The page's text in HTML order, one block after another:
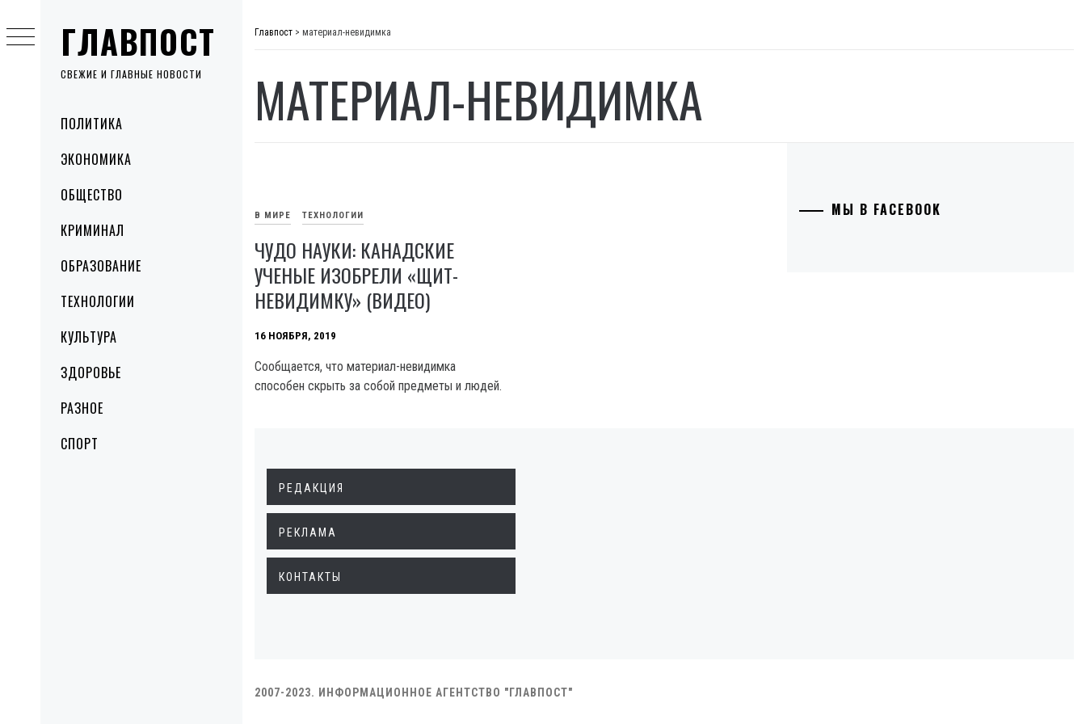
ГЛАВПОСТ
СВЕЖИЕ И ГЛАВНЫЕ НОВОСТИ
MenuПОЛИТИКА
ЭКОНОМИКА
ОБЩЕСТВО
КРИМИНАЛ
ОБРАЗОВАНИЕ
ТЕХНОЛОГИИ
КУЛЬТУРА
ЗДОРОВЬЕ
РАЗНОЕ
СПОРТ
to
content
Главпост > материал-невидимка
МАТЕРИАЛ-НЕВИДИМКА
В МИРЕ ТЕХНОЛОГИИ
ЧУДО НАУКИ: КАНАДСКИЕ
УЧЕНЫЕ ИЗОБРЕЛИ «ЩИТ-
НЕВИДИМКУ» (ВИДЕО)
16 НОЯБРЯ, 2019
Сообщается, что материал-невидимка
способен скрыть за собой предметы и людей.
МЫ В FACEBOOK
РЕДАКЦИЯ
РЕКЛАМА
КОНТАКТЫ
2007-2023. ИНФОРМАЦИОННОЕ АГЕНТСТВО "ГЛАВПОСТ"